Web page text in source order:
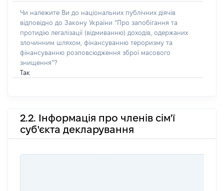
Чи належите Ви до національних публічних діячів
відповідно до Закону України “Про запобігання та
протидію легалізації (відмиванню) доходів, одержаних
злочинним шляхом, фінансуванню тероризму та
фінансуванню розповсюдження зброї масового
знищення”?
Так
2.2. Інформація про членів сім'ї
суб'єкта декларування